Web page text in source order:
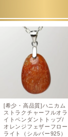
[希少・高品質]ハニカム
ストラクチャーフルオラ
イトペンダントトップ/
オレンジフェザーフロー
ライト（シルバー925）